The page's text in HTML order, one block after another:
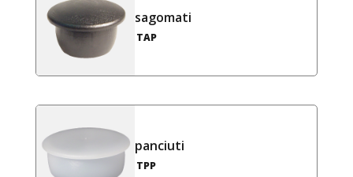
sagomati
TAP
panciuti
TPP